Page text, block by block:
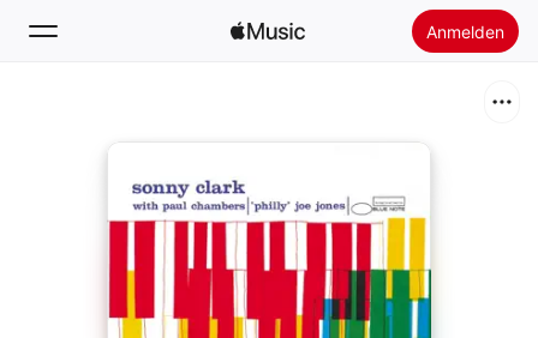
Anmelden
Apple Music installieren